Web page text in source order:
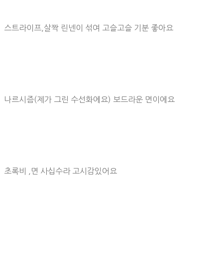
스트라이프,살짝 린넨이 섞여 고슬고슬 기분 좋아요
나르시즘(제가 그린 수선화에요) 보드라운 면이에요
초록비 ,면 사십수라 고시감있어요